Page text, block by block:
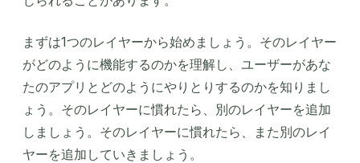
まずは1つのレイヤーから始めましょう。そのレイヤー
がどのように機能するのかを理解し、ユーザーがあな
たのアプリとどのようにやりとりするのかを知りまし
ょう。そのレイヤーに慣れたら、別のレイヤーを追加
しましょう。そのレイヤーに慣れたら、また別のレイ
ヤーを追加していきましょう。